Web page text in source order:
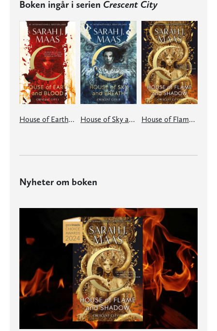
Boken ingår i serien Crescent City
House of Earth and Blood House of Sky and Breath House of Flame and Shadow
Nyheter om boken